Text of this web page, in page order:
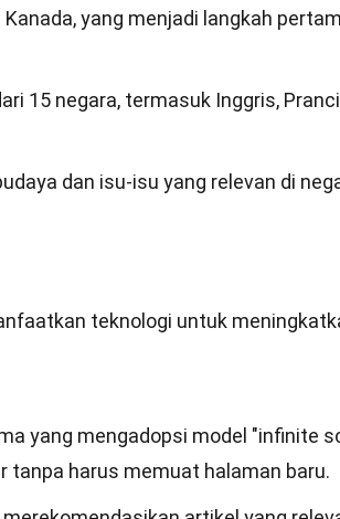
yang menjadi langkah
15 negara, termasuk Inggris,
dan isu-isu yang relevan di
teknologi untuk
yang mengadopsi model "infinite
tanpa harus memuat halaman baru.